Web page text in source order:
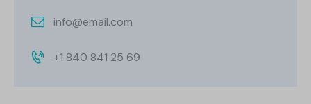
info@email.com
+1 840 841 25 69